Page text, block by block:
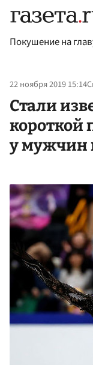
Покушение на
22 ноября 2019 15:14
Стали
короткой
у мужчин